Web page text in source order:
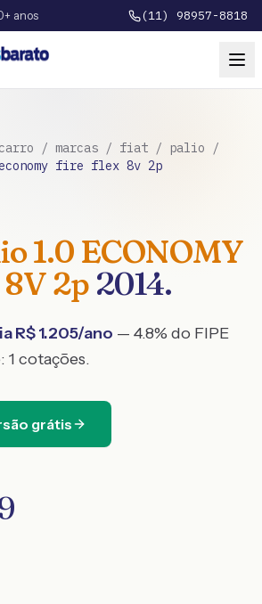
anos (11) 98957-8818
/ marcas / fiat / palio /
fire flex 8v 2p
1.0 ECONOMY
2p 2014.
R$1.205/ano — 4.8% do FIPE
1 cotações.
grátis